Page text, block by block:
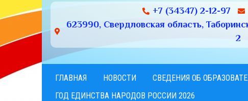
+7 (34347) 2-12-97
623990, Свердловская область,
2
ГЛАВНАЯ НОВОСТИ СВЕДЕНИЯ ОБ
ГОД ЕДИНСТВА НАРОДОВ РОССИИ 2026